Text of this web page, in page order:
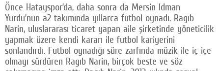
Önce Hatayspor’da, daha sonra da Mersin Idman
Yurdu’nun a2 takımında yıllarca futbol oynadı. Ragıb
Narin, uluslararası ticaret yapan aile şirketinde yöneticilik
yapmak üzere kendi kararı ile futbol kariyerini
sonlandırdı. Futbol oynadığı süre zarfında müzik ile iç içe
olmayı sürdüren Ragıb Narin, birçok beste ve söz